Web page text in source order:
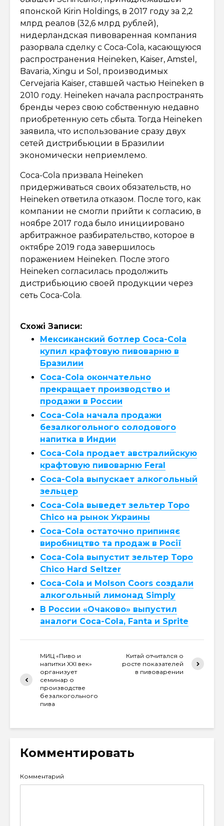
японской Kirin Holdings, в 2017 году за 2,2
млрд реалов (32,6 млрд рублей),
нидерландская пивоваренная компания
разорвала сделку с Coca-Cola, касающуюся
распространения Heineken, Kaiser, Amstel,
Bavaria, Xingu и Sol, производимых
Cervejaria Kaiser, ставшей частью Heineken в
2010 году. Heineken начала распространять
бренды через свою собственную недавно
приобретенную сеть сбыта. Тогда Heineken
заявила, что использование сразу двух
сетей дистрибьюции в Бразилии
экономически неприемлемо.
Coca-Cola призвала Heineken
придерживаться своих обязательств, но
Heineken ответила отказом. После того, как
компании не смогли прийти к согласию, в
ноябре 2017 года было инициировано
арбитражное разбирательство, которое в
октябре 2019 года завершилось
поражением Heineken. После этого
Heineken согласилась продолжить
дистрибьюцию своей продукции через
сеть Coca-Cola.
Схожі Записи:
Мексиканский ботлер Coca-Cola
купил крафтовую пивоварню в
Бразилии
Coca-Cola окончательно
прекращает производство и
продажи в России
Coca-Cola начала продажи
безалкогольного солодового
напитка в Индии
Coca-Cola продает австралийскую
крафтовую пивоварню Feral
Coca-Cola выпускает алкогольный
зельцер
Coca-Cola выведет зельтер Topo
Chico на рынок Украины
Coca-Cola остаточно припиняє
виробництво та продаж в Росії
Coca-Cola выпустит зельтер Topo
Chico Hard Seltzer
Coca-Cola и Molson Coors создали
алкогольный лимонад Simply
В России «Очаково» выпустил
аналоги Coca-Cola, Fanta и Sprite
МИЦ «Пиво и
напитки XXI век»
организует
семинар о
производстве
безалкогольного
пива
Китай отчитался о
росте показателей
в пивоварении
Комментировать
Комментарий